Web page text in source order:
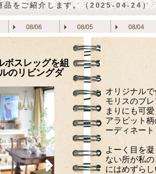
品をご紹介します。（2025-04-24）
08/06 08/05 08/04
ボスレッグを組
のリビングダ
オリジナル
モリスのブ
まりにも可
アラビット
ーディネート
よーく目を
ない所が私
にはめずら